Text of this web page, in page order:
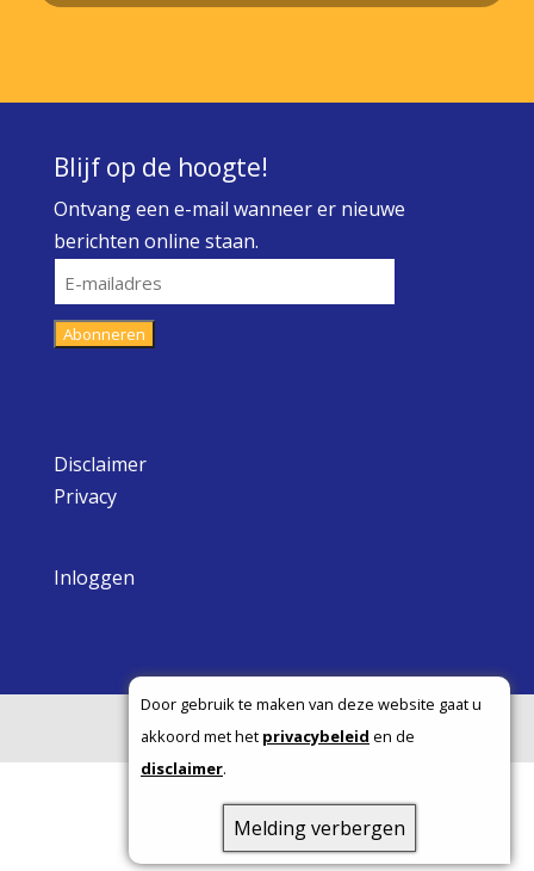
Door gebruik te maken van deze website gaat u
akkoord met het privacybeleid en de
disclaimer.
Melding verbergen
Blijf op de hoogte!
Ontvang een e-mail wanneer er nieuwe
berichten online staan.
E-
mailadres
Abonneren
Disclaimer
Privacy
Inloggen
Copyright ©